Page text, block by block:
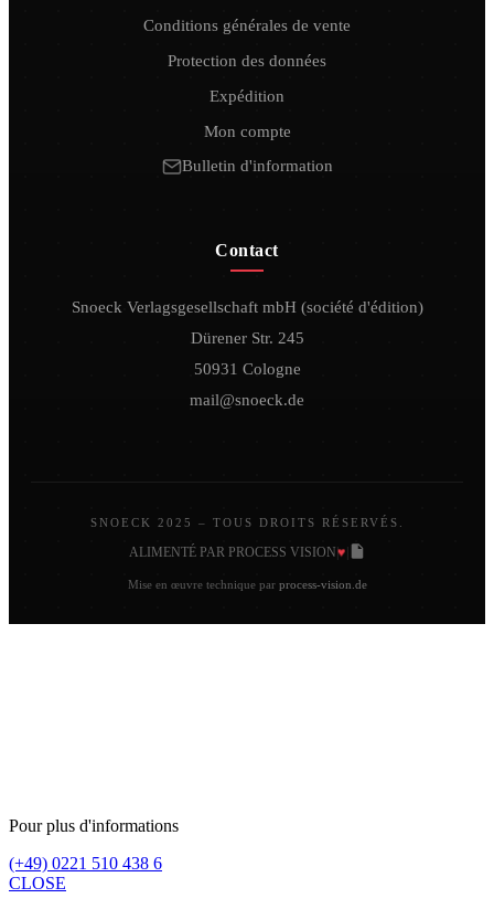
Conditions générales de vente
Protection des données
Expédition
Mon compte
Bulletin d'information
Contact
Snoeck Verlagsgesellschaft mbH (société d'édition)
Dürener Str. 245
50931 Cologne
mail@snoeck.de
SNOECK 2025 – TOUS DROITS RÉSERVÉS.
ALIMENTÉ PAR PROCESS VISION|♥
Mise en œuvre technique par process-vision.de
Pour plus d'informations
(+49) 0221 510 438 6
CLOSE